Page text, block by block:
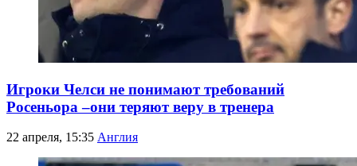
Игроки Челси не понимают требований
Росеньора –они теряют веру в тренера
22 апреля, 15:35 Англия